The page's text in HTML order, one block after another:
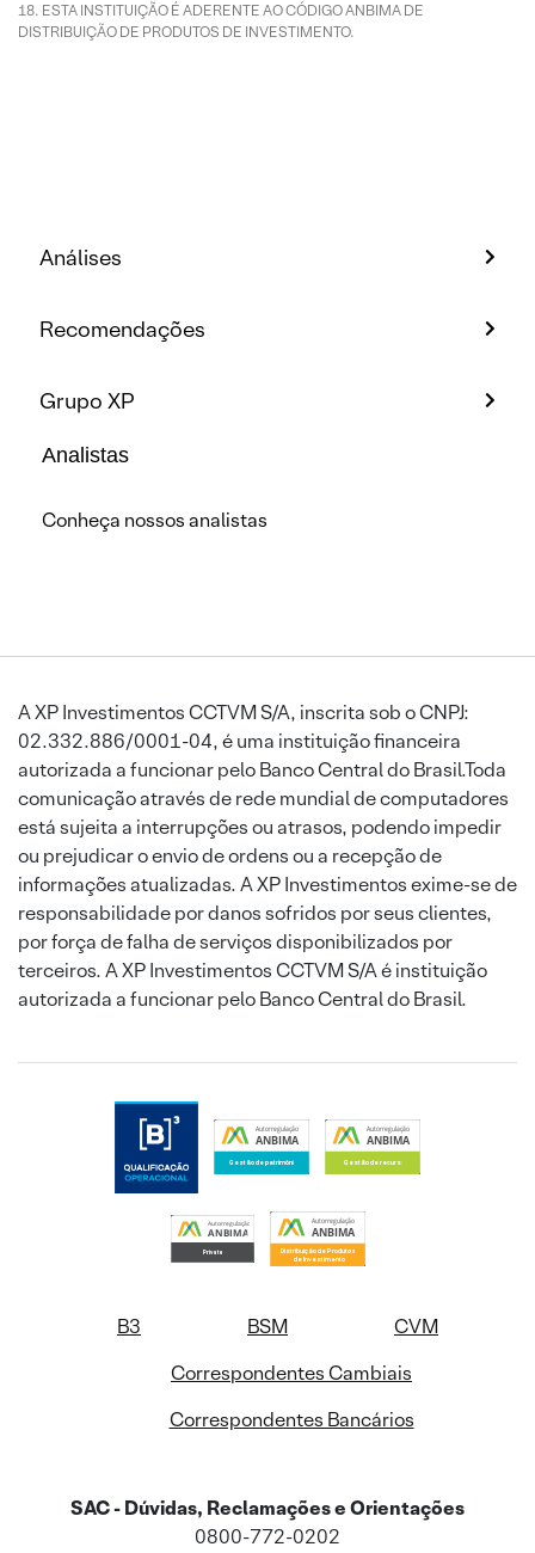
ESTA INSTITUIÇÃO É ADERENTE AO CÓDIGO ANBIMA DE
DISTRIBUIÇÃO DE PRODUTOS DE INVESTIMENTO.
Análises
Recomendações
Grupo XP
Analistas
Conheça nossos analistas
A XP Investimentos CCTVM S/A, inscrita sob o CNPJ:
02.332.886/0001-04, é uma instituição financeira
autorizada a funcionar pelo Banco Central do Brasil.Toda
comunicação através de rede mundial de computadores
está sujeita a interrupções ou atrasos, podendo impedir
ou prejudicar o envio de ordens ou a recepção de
informações atualizadas. A XP Investimentos exime-se de
responsabilidade por danos sofridos por seus clientes,
por força de falha de serviços disponibilizados por
terceiros. A XP Investimentos CCTVM S/A é instituição
autorizada a funcionar pelo Banco Central do Brasil.
B3 BSM
CVM
Correspondentes Cambiais
Correspondentes Bancários
SAC - Dúvidas, Reclamações e Orientações
0800-772-0202